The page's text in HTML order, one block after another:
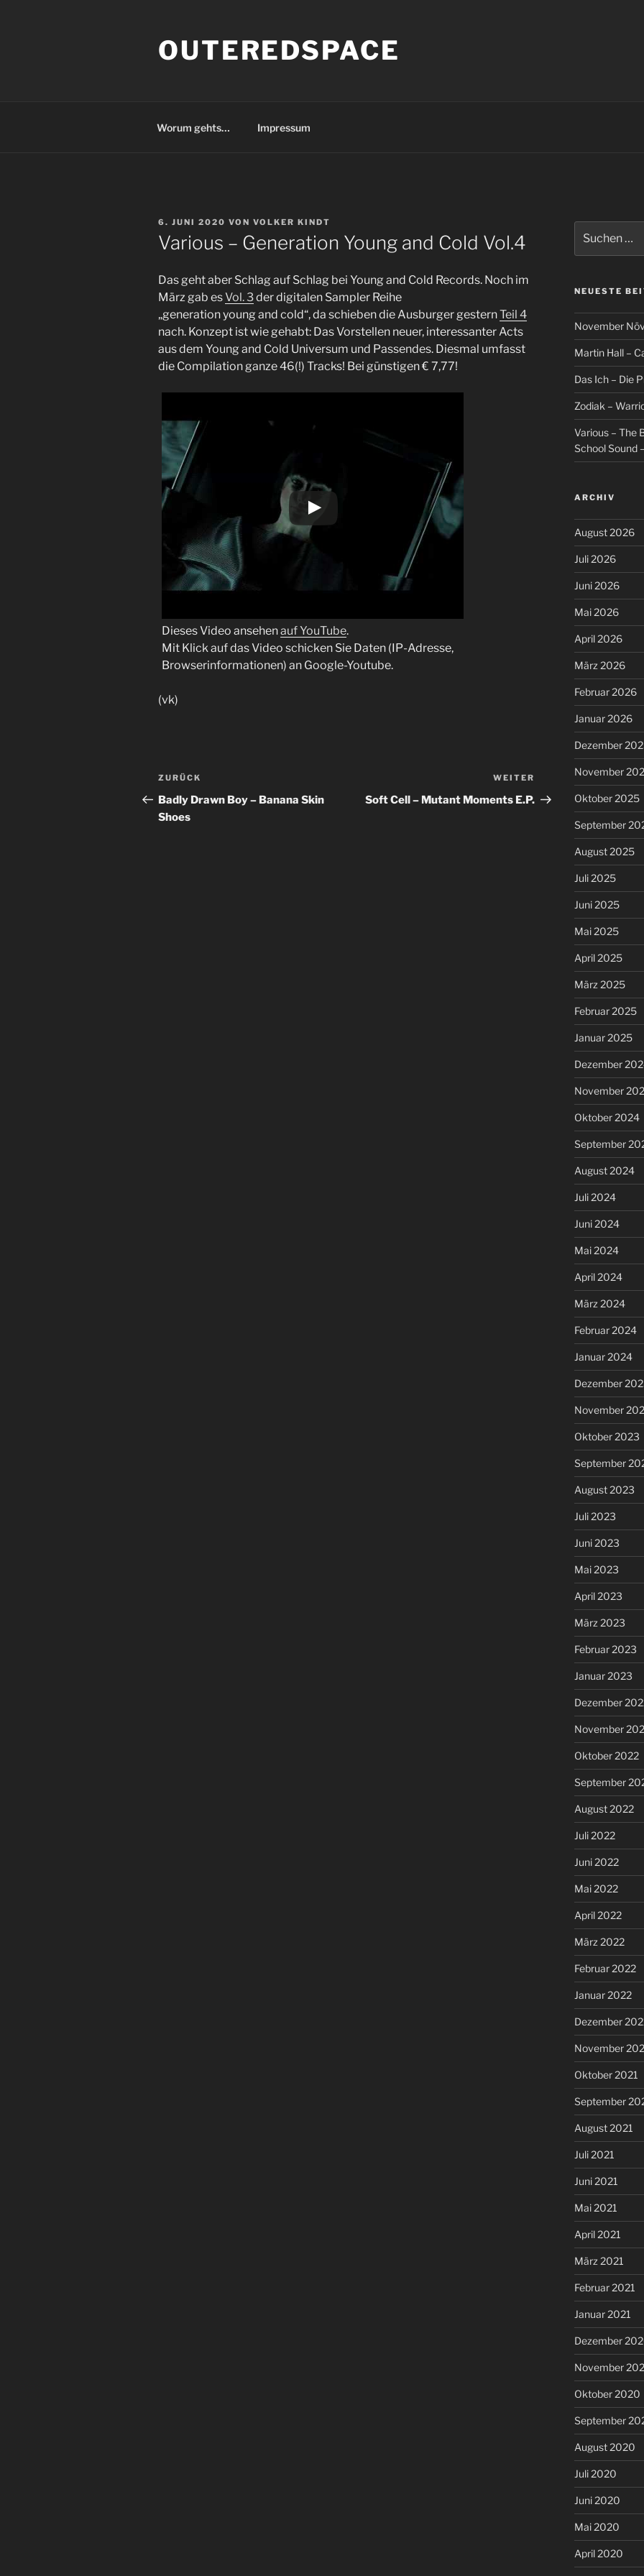
OUTEREDSPACE
Worum gehts… Impressum
VERÖFFENTLICHT
AM
6. JUNI 2020 VON VOLKER KINDT
Various – Generation Young and Cold Vol.4
Das geht aber Schlag auf Schlag bei Young and Cold Records. Noch im
März gab esVol. 3der digitalen Sampler Reihe
„generation young and cold“, da schieben die Ausburger gesternTeil 4
nach. Konzept ist wie gehabt: Das Vorstellen neuer, interessanter Acts
aus dem Young and Cold Universum und Passendes. Diesmal umfasst
die Compilation ganze 46(!) Tracks! Bei günstigen € 7,77!
Dieses Video ansehenauf YouTube.
Mit Klick auf das Video schicken Sie Daten (IP-Adresse,
Browserinformationen) an Google-Youtube.
(vk)
Beitragsnavigation
Vorheriger
Beitrag
ZURÜCK
Badly Drawn Boy – Banana Skin
Shoes
Nächster
Beitrag
WEITER
Soft Cell ‎– Mutant Moments E.P.
nach:
NEUESTE
November
Martin Hall –
Das Ich – Die
Zodiak –
Various – The
School Sound
ARCHIV
August 2026
Juli 2026
Juni 2026
Mai 2026
April 2026
März 2026
Februar 2026
Januar 2026
Dezember
November
Oktober 2025
September
August 2025
Juli 2025
Juni 2025
Mai 2025
April 2025
März 2025
Februar 2025
Januar 2025
Dezember
November
Oktober 2024
September
August 2024
Juli 2024
Juni 2024
Mai 2024
April 2024
März 2024
Februar 2024
Januar 2024
Dezember
November
Oktober 2023
September
August 2023
Juli 2023
Juni 2023
Mai 2023
April 2023
März 2023
Februar 2023
Januar 2023
Dezember
November
Oktober 2022
September
August 2022
Juli 2022
Juni 2022
Mai 2022
April 2022
März 2022
Februar 2022
Januar 2022
Dezember
November
Oktober 2021
September
August 2021
Juli 2021
Juni 2021
Mai 2021
April 2021
März 2021
Februar 2021
Januar 2021
Dezember
November
Oktober 2020
September
August 2020
Juli 2020
Juni 2020
Mai 2020
April 2020